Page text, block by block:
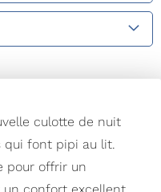
culotte de nuit
qui font pipi au lit.
pour offrir un